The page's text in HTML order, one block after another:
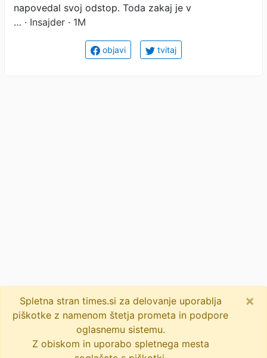
napovedal svoj odstop. Toda zakaj je v
… · Insajder · 1M
objavi tvitaj
Spletna stran times.si za delovanje uporablja
piškotke z namenom štetja prometa in podpore
oglasnemu sistemu.
Z obiskom in uporabo spletnega mesta
×